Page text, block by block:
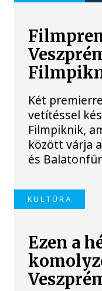
Két
vetítéssel
Filmpiknik,
között várja
és
KULTÚRA
Ezen a